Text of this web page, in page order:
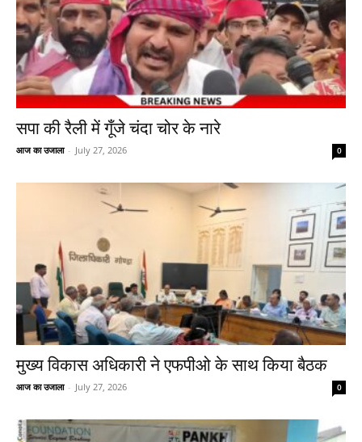
सपा की रैली में गूँजे चंदा चोर के नारे
आज का उजाला - July 27, 2026 0
मुख्य विकास अधिकारी ने एफपीओ के साथ किया बैठक
आज का उजाला - July 27, 2026 0